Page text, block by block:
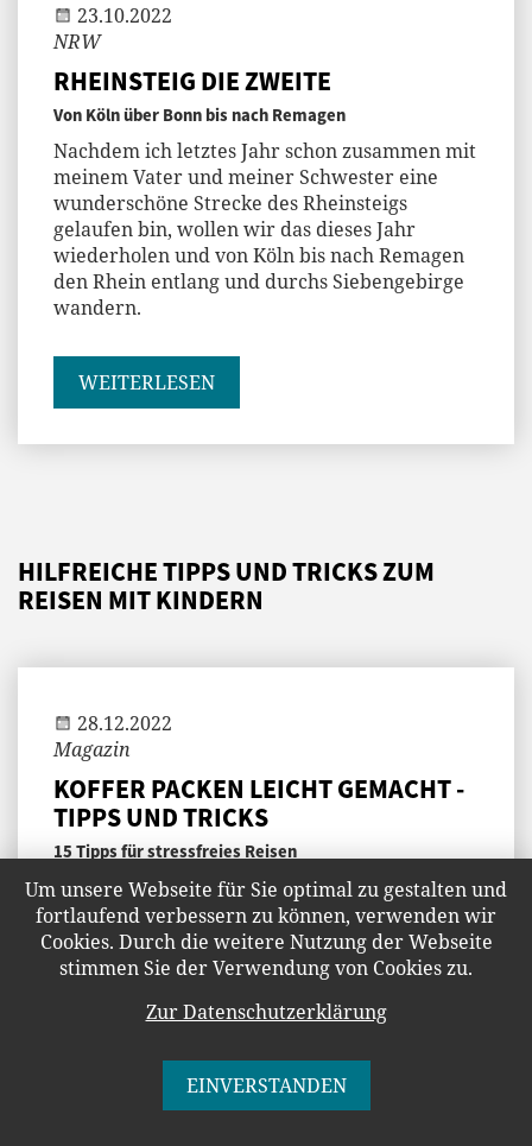
23.10.2022
NRW
RHEINSTEIG DIE ZWEITE
Von Köln über Bonn bis nach Remagen
Nachdem ich letztes Jahr schon zusammen mit
meinem Vater und meiner Schwester eine
wunderschöne Strecke des Rheinsteigs
gelaufen bin, wollen wir das dieses Jahr
wiederholen und von Köln bis nach Remagen
den Rhein entlang und durchs Siebengebirge
wandern.
WEITERLESEN
HILFREICHE TIPPS UND TRICKS ZUM
REISEN MIT KINDERN
28.12.2022
Magazin
KOFFER PACKEN LEICHT GEMACHT -
TIPPS UND TRICKS
15 Tipps für stressfreies Reisen
Koffer packen ohne Chaos? Kein Problem! Mit
unseren cleveren Tricks sparst du Platz,
vergisst nichts und startest entspannt in den
Urlaub. Von Falttechniken bis Packplänen – so
WEITERLESEN
Um unsere Webseite für Sie optimal zu gestalten und
fortlaufend verbessern zu können, verwenden wir
Cookies. Durch die weitere Nutzung der Webseite
stimmen Sie der Verwendung von Cookies zu.
Zur Datenschutzerklärung
EINVERSTANDEN